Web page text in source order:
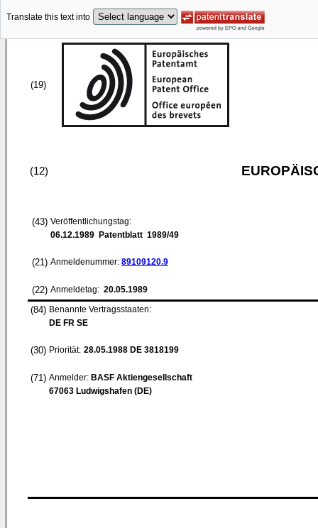
Translate this text into
(19)
(12)
(43) Veröffentlichungstag:
06.12.1989 Patentblatt 1989/49
(21) Anmeldenummer: 89109120.9
(22) Anmeldetag: 20.05.1989
(84) Benannte Vertragsstaaten:
DE FR SE
(30) Priorität: 28.05.1988 DE 3818199
(71) Anmelder: BASF Aktiengesellschaft
67063 Ludwigshafen (DE)